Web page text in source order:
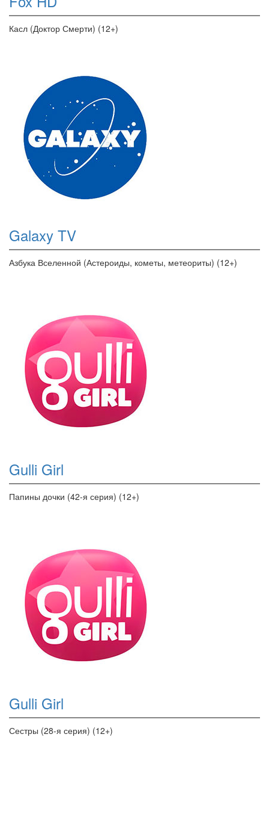
Касл (Доктор Смерти) (12+)
Galaxy TV
Азбука Вселенной (Астероиды, кометы, метеориты) (12+)
Gulli Girl
Папины дочки (42-я серия) (12+)
Gulli Girl
Сестры (28-я серия) (12+)